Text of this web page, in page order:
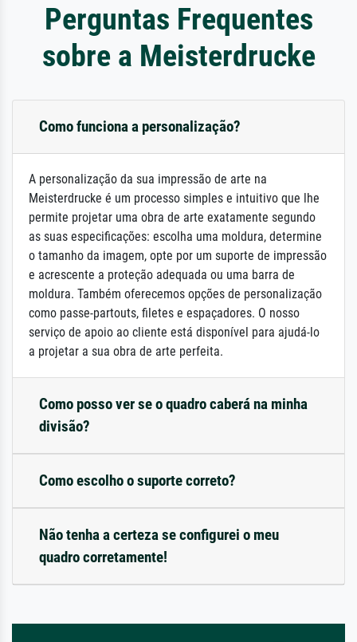
Perguntas Frequentes
sobre a Meisterdrucke
Como funciona a personalização?
A personalização da sua impressão de arte na
Meisterdrucke é um processo simples e intuitivo que lhe
permite projetar uma obra de arte exatamente segundo
as suas especificações: escolha uma moldura, determine
o tamanho da imagem, opte por um suporte de impressão
e acrescente a proteção adequada ou uma barra de
moldura. Também oferecemos opções de personalização
como passe-partouts, filetes e espaçadores. O nosso
serviço de apoio ao cliente está disponível para ajudá-lo
a projetar a sua obra de arte perfeita.
Como posso ver se o quadro caberá na minha
divisão?
Como escolho o suporte correto?
Não tenha a certeza se configurei o meu
quadro corretamente!